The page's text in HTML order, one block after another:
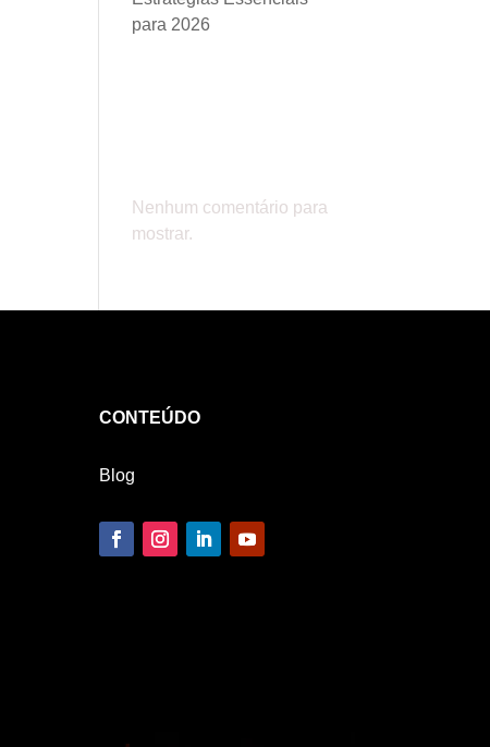
para 2026
Nenhum comentário para
mostrar.
CONTEÚDO
Blog